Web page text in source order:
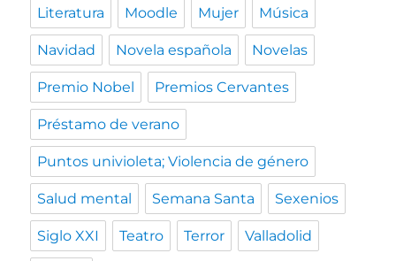
Literatura Moodle Mujer Música
Navidad Novela española Novelas
Premio Nobel Premios Cervantes
Préstamo de verano
Puntos univioleta; Violencia de género
Salud mental Semana Santa Sexenios
Siglo XXI Teatro Terror Valladolid